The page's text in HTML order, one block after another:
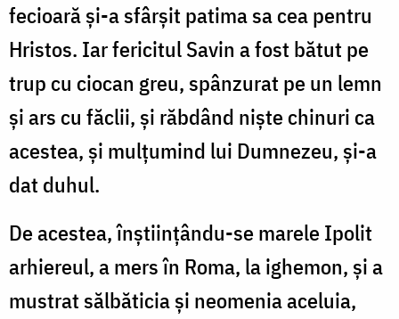
fecioară și-a sfârșit patima sa cea pentru
Hristos. Iar fericitul Savin a fost bătut pe
trup cu ciocan greu, spânzurat pe un lemn
și ars cu făclii, și răbdând niște chinuri ca
acestea, și mulțumind lui Dumnezeu, și-a
dat duhul.
De acestea, înștiințându-se marele Ipolit
arhiereul, a mers în Roma, la ighemon, și a
mustrat sălbăticia și neomenia aceluia,